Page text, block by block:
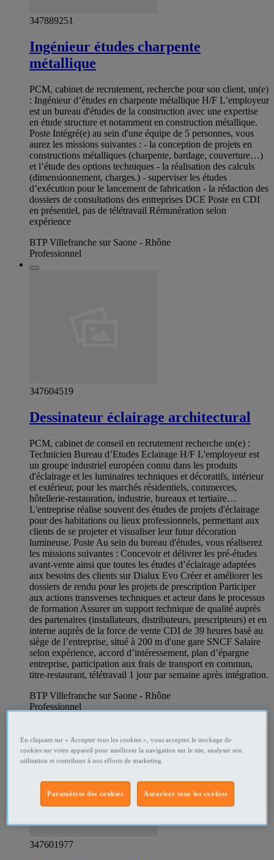
347889251
Ingénieur études charpente
métallique
PCM, cabinet de recrutement, recherche pour son client, un(e)
: Ingénieur d’études en charpente métallique H/F L’employeur
est un bureau d'études de la construction avec une expertise
en étude structure et notamment en construction métallique.
Poste Intégré(e) au sein d'une équipe de 5 personnes, vous
aurez les missions suivantes : - la conception de projets en
constructions métalliques (charpente, bardage, couverture…)
et l’étude des options techniques - la réalisation des calculs
(dimensionnement, charges.) - superviser les études
d’exécution pour le lancement de fabrication - la rédaction des
dossiers de consultations des entreprises DCE Poste en CDI
en présentiel, pas de télétravail Rémunération selon
expérience
BTP Villefranche sur Saone - Rhône
Professionnel
347604519
Dessinateur éclairage architectural
PCM, cabinet de conseil en recrutement recherche un(e) :
Technicien Bureau d’Etudes Eclairage H/F L'employeur est
un groupe industriel européen connu dans les produits
d'éclairage et les luminaires techniques et décoratifs, intérieur
et extérieur, pour les marchés résidentiels, commerces,
hôtellerie-restauration, industrie, bureaux et tertiaire…
L'entreprise réalise souvent des études de projets d'éclairage
pour des habitations ou lieux professionnels, permettant aux
clients de se projeter et visualiser leur futur décoration
lumineuse. Poste Au sein du bureau d'études, vous réaliserez
les missions suivantes : Concevoir et délivrer les pré‑études
avant‑vente ainsi que toutes les études d’éclairage adaptées
aux besoins des clients sur Dialux Evo Créer et améliorer les
dossiers de rendu pour les projets de prescription Participer
aux actions transverses techniques et acteur dans le processus
de formation Assurer un support technique de qualité auprès
des partenaires (installateurs, distributeurs, prescripteurs) et en
interne auprès de la force de vente CDI de 39 heures basé au
siège de l’entreprise, situé à 200 m d'une gare SNCF Salaire
selon expérience, accord d’intéressement, plan d’épargne
entreprise, participation aux frais de transport en commun,
titre‑restaurant, télétravail 1 jour par semaine après intégration.
BTP Villefranche sur Saone - Rhône
Professionnel
347601977
En cliquant sur « Accepter tous les cookies », vous acceptez le stockage de
cookies sur votre appareil pour améliorer la navigation sur le site, analyser son
utilisation et contribuer à nos efforts de marketing.
Autoriser tous les cookies
Paramètres des cookies